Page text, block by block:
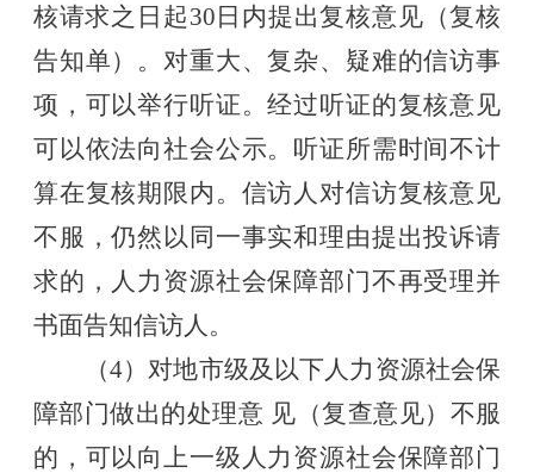
核请求之日起30日内提出复核意见（复核
告知单）。对重大、复杂、疑难的信访事
项，可以举行听证。经过听证的复核意见
可以依法向社会公示。听证所需时间不计
算在复核期限内。信访人对信访复核意见
不服，仍然以同一事实和理由提出投诉请
求的，人力资源社会保障部门不再受理并
书面告知信访人。
（4）对地市级及以下人力资源社会保
障部门做出的处理意 见（复查意见）不服
的，可以向上一级人力资源社会保障部门